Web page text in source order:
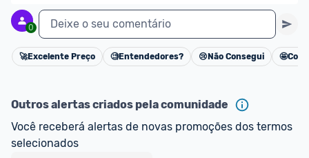
0 Deixe o seu comentário
Cancelar
🚀Excelente Preço 🧐Entendedores? 😢 Não Consegui 🤩
Outros alertas criados pela comunidade
Você receberá alertas de novas promoções dos termos
selecionados